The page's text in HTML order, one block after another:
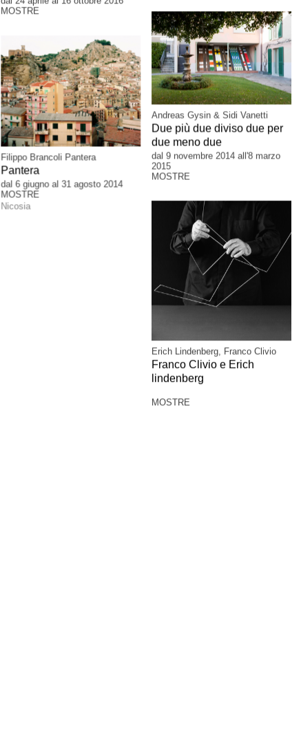
MOSTRE
Andreas Gysin & Sidi Vanetti
Due più due diviso due per
due meno due
dal 9 novembre 2014 all'8 marzo
2015
MOSTRE
Filippo Brancoli Pantera
Pantera
dal 6 giugno al 31 agosto 2014
MOSTRE
Nicosia
Erich Lindenberg, Franco Clivio
Franco Clivio e Erich
lindenberg
MOSTRE